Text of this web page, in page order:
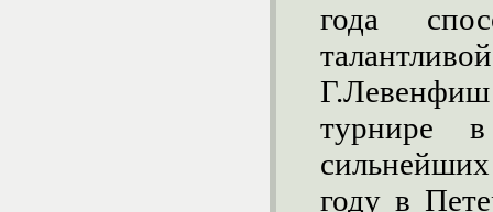
года
турнире
году в